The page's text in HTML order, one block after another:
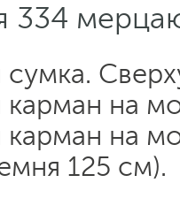
334
сумка.
карман на
на
125 см).